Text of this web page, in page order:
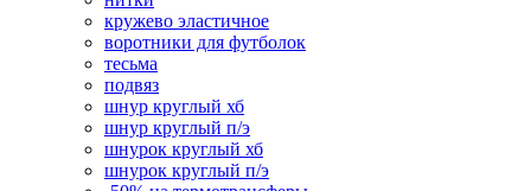
кружево эластичное
воротники для футболок
тесьма
подвяз
шнур круглый хб
шнур круглый п/э
шнурок круглый хб
шнурок круглый п/э